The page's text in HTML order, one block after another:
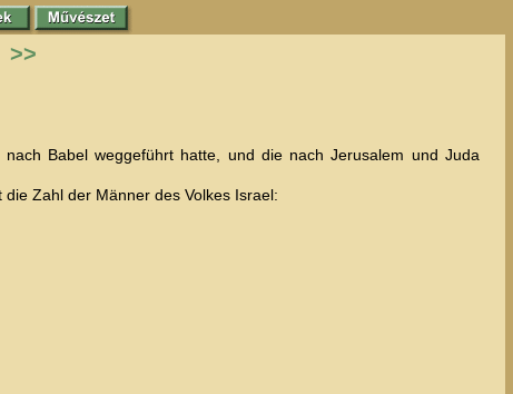
>>
Babel weggeführt hatte, und die nach Jerusalem und Juda
Zahl der Männer des Volkes Israel: